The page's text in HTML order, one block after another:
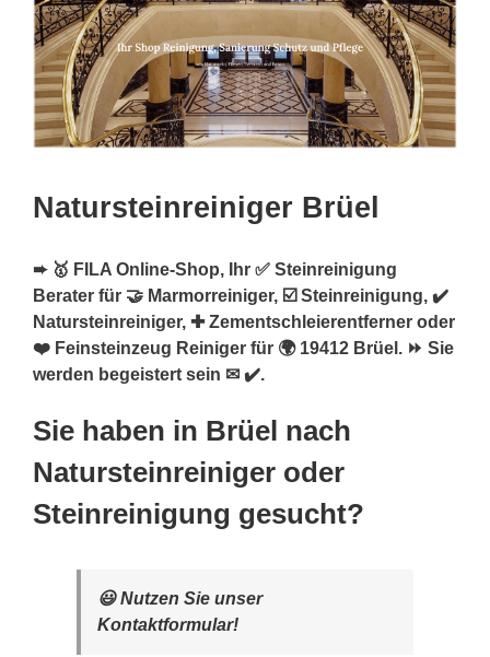
Natursteinreiniger Brüel
➨ 🥇 FILA Online-Shop, Ihr ✅ Steinreinigung
Berater für 🤝 Marmorreiniger, ☑️ Steinreinigung, ✔️
Natursteinreiniger, ✚ Zementschleierentferner oder
❤️ Feinsteinzeug Reiniger für 🌍 19412 Brüel. ⏩ Sie
werden begeistert sein ✉ ✔️.
Sie haben in Brüel nach
Natursteinreiniger oder
Steinreinigung gesucht?
😃 Nutzen Sie unser
Kontaktformular!